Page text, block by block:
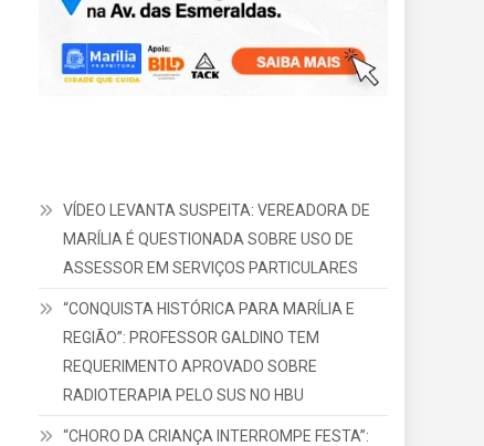
VÍDEO LEVANTA SUSPEITA: VEREADORA DE
MARÍLIA É QUESTIONADA SOBRE USO DE
ASSESSOR EM SERVIÇOS PARTICULARES
“CONQUISTA HISTÓRICA PARA MARÍLIA E
REGIÃO”: PROFESSOR GALDINO TEM
REQUERIMENTO APROVADO SOBRE
RADIOTERAPIA PELO SUS NO HBU
“CHORO DA CRIANÇA INTERROMPE FESTA”: